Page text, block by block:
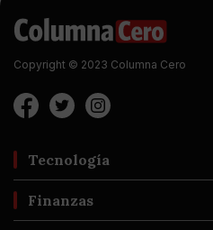
Copyright © 2023 Columna Cero
Tecnología
Finanzas